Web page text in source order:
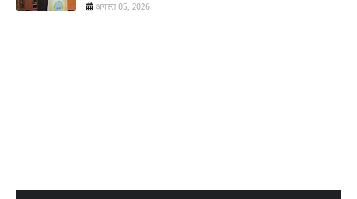
अगस्त 05, 2026